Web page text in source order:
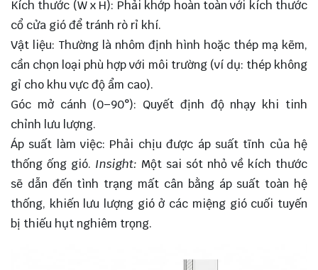
Kích thước (W x H): Phải khớp hoàn toàn với kích thước
cổ cửa gió để tránh rò rỉ khí.
Vật liệu: Thường là nhôm định hình hoặc thép mạ kẽm,
cần chọn loại phù hợp với môi trường (ví dụ: thép không
gỉ cho khu vực độ ẩm cao).
Góc mở cánh (0–90°): Quyết định độ nhạy khi tinh
chỉnh lưu lượng.
Áp suất làm việc: Phải chịu được áp suất tĩnh của hệ
thống ống gió. Insight: Một sai sót nhỏ về kích thước
sẽ dẫn đến tình trạng mất cân bằng áp suất toàn hệ
thống, khiến lưu lượng gió ở các miệng gió cuối tuyến
bị thiếu hụt nghiêm trọng.